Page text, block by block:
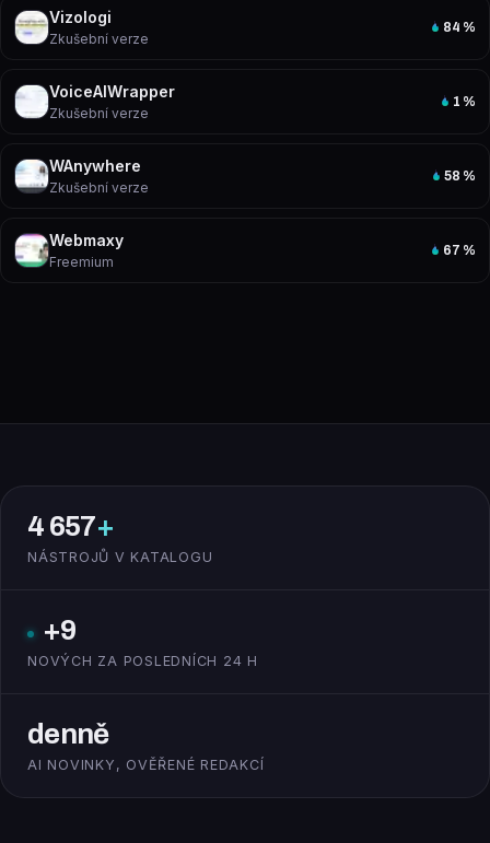
Vizologi
Zkušební verze
84 %
VoiceAIWrapper
Zkušební verze
1 %
WAnywhere
Zkušební verze
58 %
Webmaxy
Freemium
67 %
4 657+
NÁSTROJŮ V KATALOGU
+9
NOVÝCH ZA POSLEDNÍCH 24 H
denně
AI NOVINKY, OVĚŘENÉ REDAKCÍ